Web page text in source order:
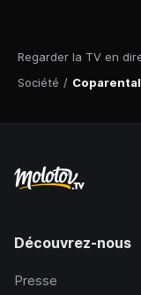
Regarder la TV en
Société /
Découvrez-nous
Presse